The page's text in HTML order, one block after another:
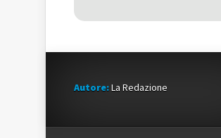
Autore:La Redazione